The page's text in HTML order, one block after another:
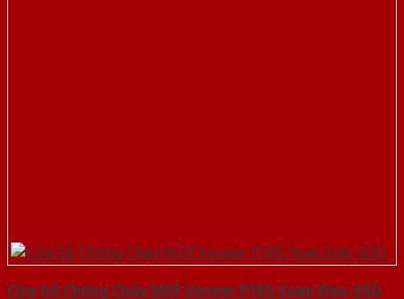
Cửa Gỗ Chống Cháy MDF Veneer P1R5 Xoan Đào-SGD